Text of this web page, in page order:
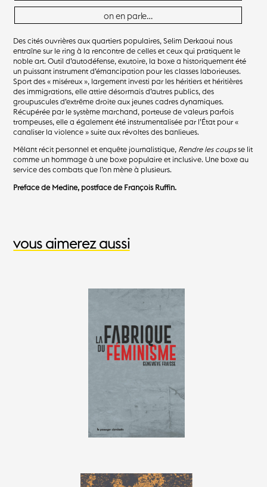
on en parle…
Des cités ouvrières aux quartiers populaires, Selim Derkaoui nous
entraîne sur le ring à la rencontre de celles et ceux qui pratiquent le
noble art. Outil d’autodéfense, exutoire, la boxe a historiquement été
un puissant instrument d’émancipation pour les classes laborieuses.
Sport des « miséreux », largement investi par les héritiers et héritières
des immigrations, elle attire désormais d’autres publics, des
groupuscules d’extrême droite aux jeunes cadres dynamiques.
Récupérée par le système marchand, porteuse de valeurs parfois
trompeuses, elle a également été instrumentalisée par l’État pour «
canaliser la violence » suite aux révoltes des banlieues.
Mêlant récit personnel et enquête journalistique, Rendre les coupsse lit
comme un hommage à une boxe populaire et inclusive. Une boxe au
service des combats que l’on mène à plusieurs.
Préface de Médine, postface de François Ruffin.
vous aimerez aussi